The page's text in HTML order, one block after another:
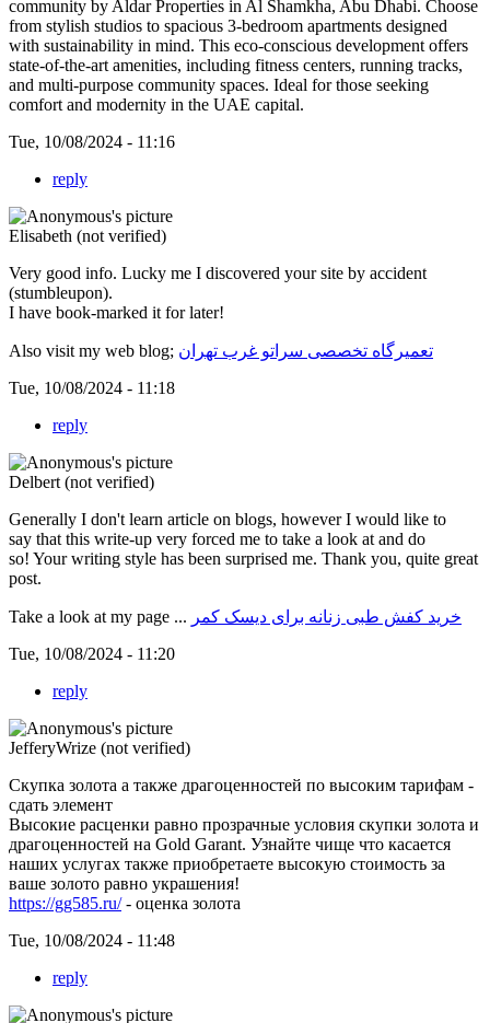
community by Aldar Properties in Al Shamkha, Abu Dhabi. Choose
from stylish studios to spacious 3-bedroom apartments designed
with sustainability in mind. This eco-conscious development offers
state-of-the-art amenities, including fitness centers, running tracks,
and multi-purpose community spaces. Ideal for those seeking
comfort and modernity in the UAE capital.
Tue, 10/08/2024 - 11:16
reply
Elisabeth (not verified)
Very good info. Lucky me I discovered your site by accident
(stumbleupon).
I have book-marked it for later!
Also visit my web blog; تعمیرگاه تخصصی سراتو غرب تهران
Tue, 10/08/2024 - 11:18
reply
Delbert (not verified)
Generally I don't learn article on blogs, however I would like to
say that this write-up very forced me to take a look at and do
so! Your writing style has been surprised me. Thank you, quite great
post.
Take a look at my page ... خرید کفش طبی زنانه برای دیسک کمر
Tue, 10/08/2024 - 11:20
reply
JefferyWrize (not verified)
Скупка золота а также драгоценностей по высоким тарифам -
сдать элемент
Высокие расценки равно прозрачные условия скупки золота и
драгоценностей на Gold Garant. Узнайте чище что касается
наших услугах также приобретаете высокую стоимость за
ваше золото равно украшения!
https://gg585.ru/- оценка золота
Tue, 10/08/2024 - 11:48
reply